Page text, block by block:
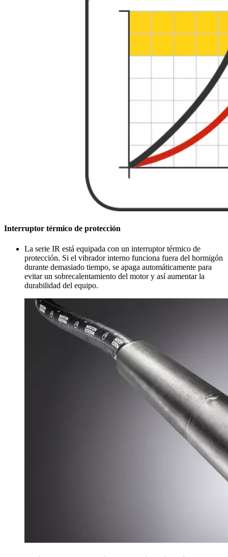
Interruptor térmico de protección
La serie IR está equipada con un interruptor térmico de
protección. Si el vibrador interno funciona fuera del hormigón
durante demasiado tiempo, se apaga automáticamente para
evitar un sobrecalentamiento del motor y así aumentar la
durabilidad del equipo.